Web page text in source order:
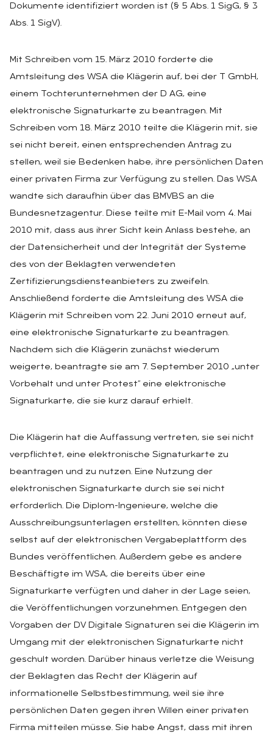
Dokumente identifiziert worden ist (§ 5 Abs. 1 SigG, § 3
Abs. 1 SigV).
Mit Schreiben vom 15. März 2010 forderte die
Amtsleitung des WSA die Klägerin auf, bei der T GmbH,
einem Tochterunternehmen der D AG, eine
elektronische Signaturkarte zu beantragen. Mit
Schreiben vom 18. März 2010 teilte die Klägerin mit, sie
sei nicht bereit, einen entsprechenden Antrag zu
stellen, weil sie Bedenken habe, ihre persönlichen Daten
einer privaten Firma zur Verfügung zu stellen. Das WSA
wandte sich daraufhin über das BMVBS an die
Bundesnetzagentur. Diese teilte mit E-Mail vom 4. Mai
2010 mit, dass aus ihrer Sicht kein Anlass bestehe, an
der Datensicherheit und der Integrität der Systeme
des von der Beklagten verwendeten
Zertifizierungsdiensteanbieters zu zweifeln.
Anschließend forderte die Amtsleitung des WSA die
Klägerin mit Schreiben vom 22. Juni 2010 erneut auf,
eine elektronische Signaturkarte zu beantragen.
Nachdem sich die Klägerin zunächst wiederum
weigerte, beantragte sie am 7. September 2010 „unter
Vorbehalt und unter Protest“ eine elektronische
Signaturkarte, die sie kurz darauf erhielt.
Die Klägerin hat die Auffassung vertreten, sie sei nicht
verpflichtet, eine elektronische Signaturkarte zu
beantragen und zu nutzen. Eine Nutzung der
elektronischen Signaturkarte durch sie sei nicht
erforderlich. Die Diplom-Ingenieure, welche die
Ausschreibungsunterlagen erstellten, könnten diese
selbst auf der elektronischen Vergabeplattform des
Bundes veröffentlichen. Außerdem gebe es andere
Beschäftigte im WSA, die bereits über eine
Signaturkarte verfügten und daher in der Lage seien,
die Veröffentlichungen vorzunehmen. Entgegen den
Vorgaben der DV Digitale Signaturen sei die Klägerin im
Umgang mit der elektronischen Signaturkarte nicht
geschult worden. Darüber hinaus verletze die Weisung
der Beklagten das Recht der Klägerin auf
informationelle Selbstbestimmung, weil sie ihre
persönlichen Daten gegen ihren Willen einer privaten
Firma mitteilen müsse. Sie habe Angst, dass mit ihren